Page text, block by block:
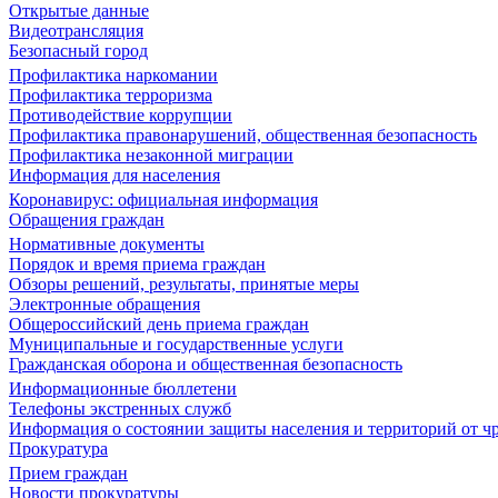
Открытые данные
Видеотрансляция
Безопасный город
Профилактика наркомании
Профилактика терроризма
Противодействие коррупции
Профилактика правонарушений, общественная безопасность
Профилактика незаконной миграции
Информация для населения
Коронавирус: официальная информация
Обращения граждан
Нормативные документы
Порядок и время приема граждан
Обзоры решений, результаты, принятые меры
Электронные обращения
Общероссийский день приема граждан
Муниципальные и государственные услуги
Гражданская оборона и общественная безопасность
Информационные бюллетени
Телефоны экстренных служб
Информация о состоянии защиты населения и территорий от
Прокуратура
Прием граждан
Новости прокуратуры